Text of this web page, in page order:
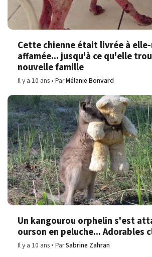
Cette chienne était livrée à
affamée... jusqu'à ce qu'elle
nouvelle famille
Il y a 10 ans ParMélanie Bonvard
Un kangourou orphelin s'est
ourson en peluche... Adorables
Il y a 10 ans ParSabrine Zahran